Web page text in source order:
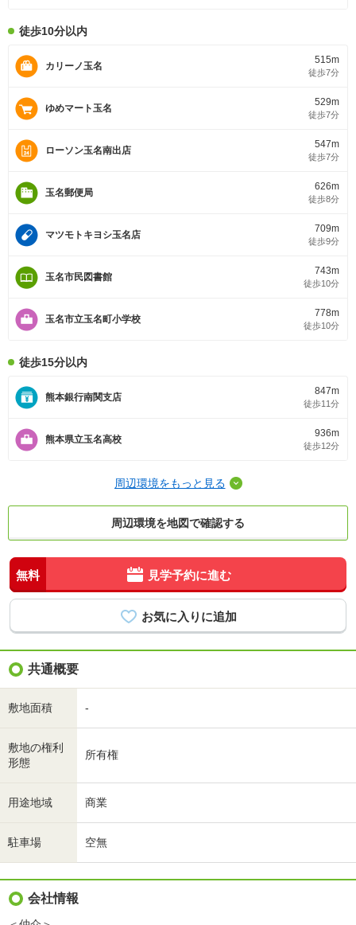
徒歩10分以内
カリーノ玉名
515m
徒歩7分
ゆめマート玉名
529m
徒歩7分
ローソン玉名南出店
547m
徒歩7分
玉名郵便局
626m
徒歩8分
マツモトキヨシ玉名店
709m
徒歩9分
玉名市民図書館
743m
徒歩10分
玉名市立玉名町小学校
778m
徒歩10分
徒歩15分以内
熊本銀行南関支店
847m
徒歩11分
熊本県立玉名高校
936m
徒歩12分
周辺環境をもっと見る
周辺環境を地図で確認する
無料 見学予約に進む
共通概要
敷地面積 -
敷地の権利
形態
所有権
用途地域 商業
駐車場 空無
会社情報